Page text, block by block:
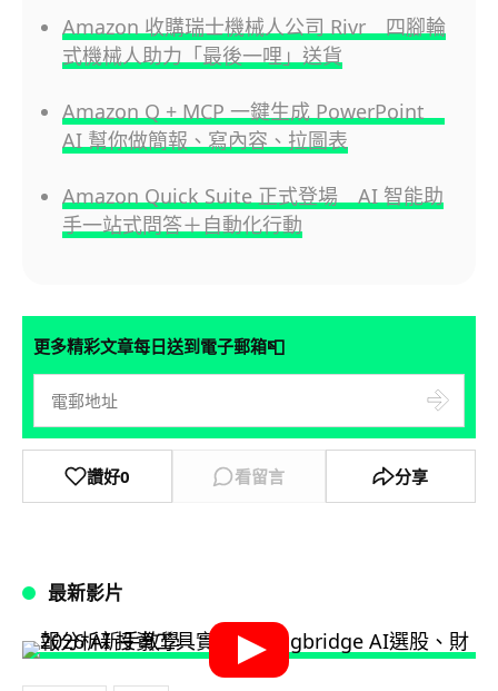
Amazon 收購瑞士機械人公司 Rivr 四腳輪
式機械人助力「最後一哩」送貨
Amazon Q + MCP 一鍵生成 PowerPoint
AI 幫你做簡報、寫內容、拉圖表
Amazon Quick Suite 正式登場 AI 智能助
手一站式問答＋自動化行動
更多精彩文章每日送到電子郵箱📮
讚好0 看留言 分享
最新影片